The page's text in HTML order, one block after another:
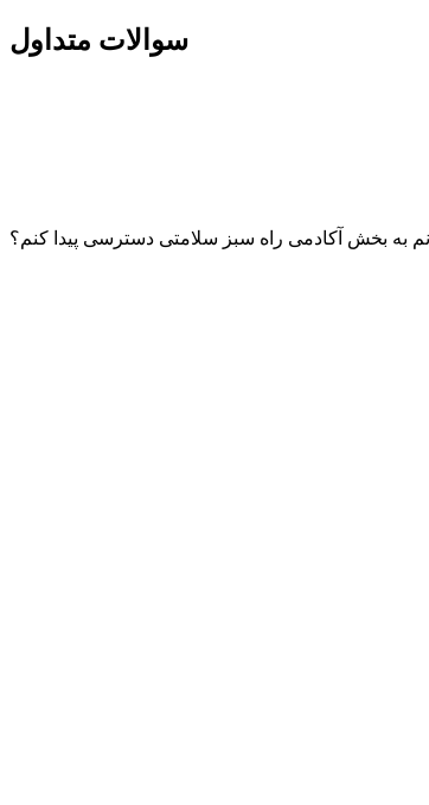
سوالات متداول
به بخش آکادمی راه سبز سلامتی دسترسی پیدا کنم؟